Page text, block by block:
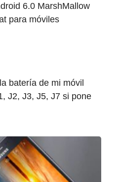
6.0 MarshMallow
para móviles
batería de mi móvil
J2, J3, J5, J7 si pone